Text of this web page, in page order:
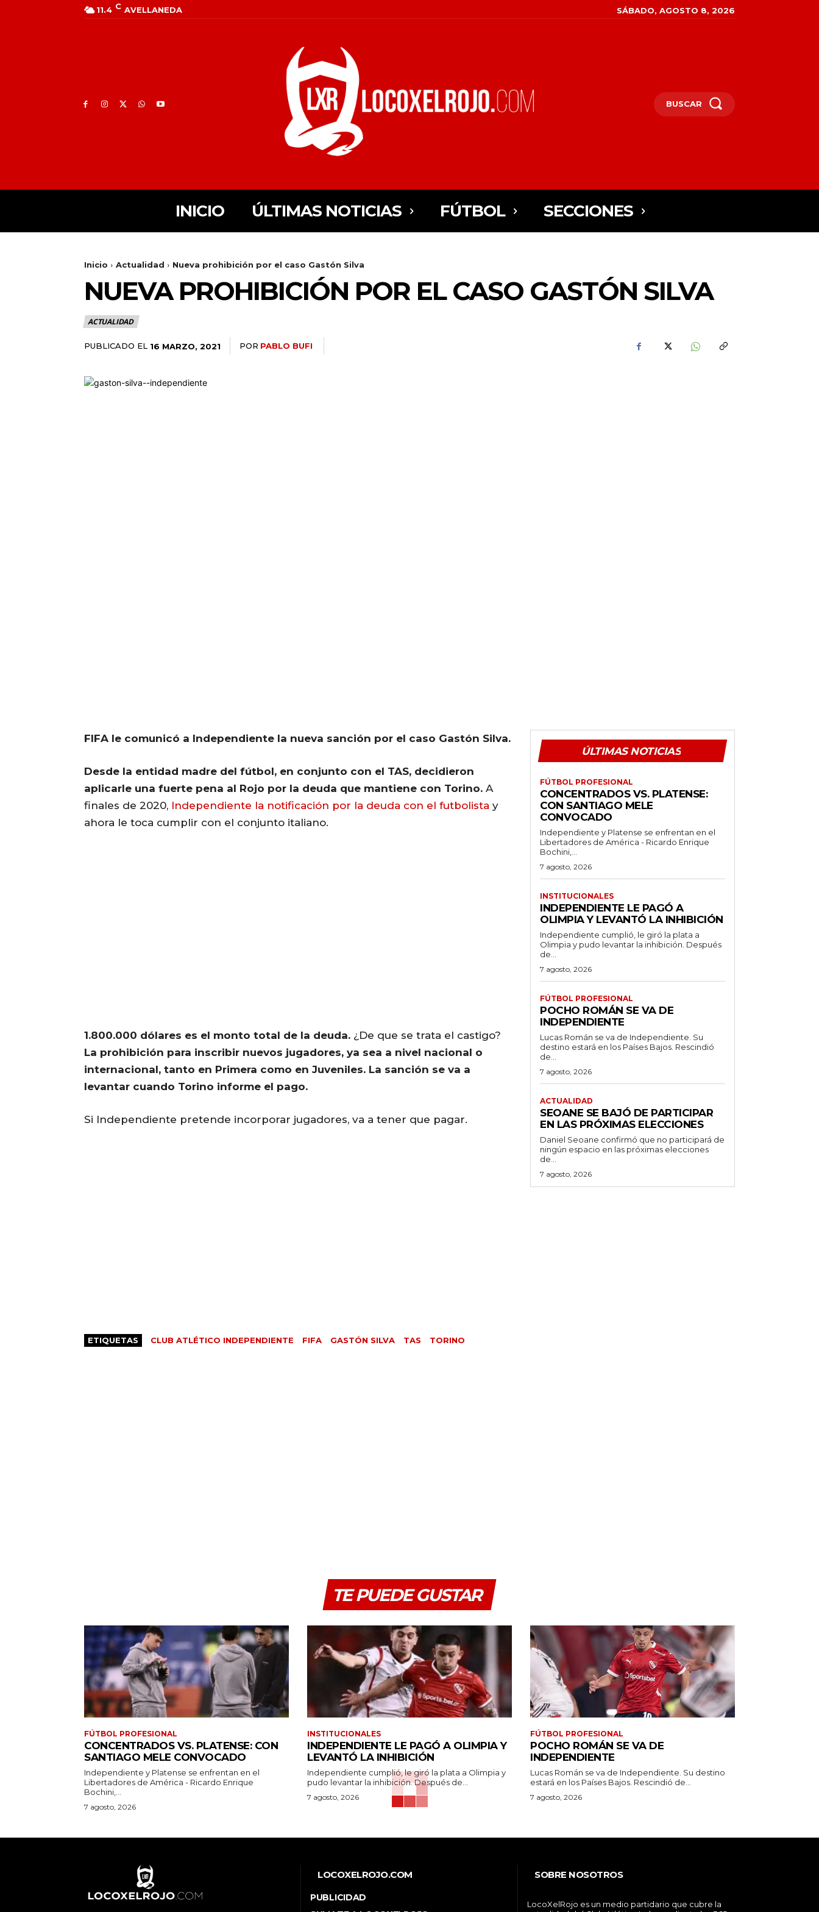
11.4 C AVELLANEDA SÁBADO, AGOSTO 8, 2026
BUSCAR
INICIO ÚLTIMAS NOTICIAS FÚTBOL SECCIONES
Inicio Actualidad Nueva prohibición por el caso Gastón Silva
NUEVA PROHIBICIÓN POR EL CASO GASTÓN SILVA
ACTUALIDAD
PUBLICADO EL 16 MARZO, 2021 POR PABLO BUFI
FIFA le comunicó a Independiente la nueva sanción por el caso Gastón Silva.
Desde la entidad madre del fútbol, en conjunto con el TAS, decidieron
aplicarle una fuerte pena al Rojo por la deuda que mantiene con Torino. A
finales de 2020, Independiente la notificación por la deuda con el futbolista y
ahora le toca cumplir con el conjunto italiano.
1.800.000 dólares es el monto total de la deuda. ¿De que se trata el castigo?
La prohibición para inscribir nuevos jugadores, ya sea a nivel nacional o
internacional, tanto en Primera como en Juveniles. La sanción se va a
levantar cuando Torino informe el pago.
Si Independiente pretende incorporar jugadores, va a tener que pagar.
ETIQUETAS CLUB ATLÉTICO INDEPENDIENTE FIFA GASTÓN SILVA TAS TORINO
ÚLTIMAS NOTICIAS
FÚTBOL PROFESIONAL
CONCENTRADOS VS. PLATENSE:
CON SANTIAGO MELE
CONVOCADO
Independiente y Platense se enfrentan en el
Libertadores de América - Ricardo Enrique
Bochini,...
7 agosto, 2026
INSTITUCIONALES
INDEPENDIENTE LE PAGÓ A
OLIMPIA Y LEVANTÓ LA INHIBICIÓN
Independiente cumplió, le giró la plata a
Olimpia y pudo levantar la inhibición. Después
de...
7 agosto, 2026
FÚTBOL PROFESIONAL
POCHO ROMÁN SE VA DE
INDEPENDIENTE
Lucas Román se va de Independiente. Su
destino estará en los Países Bajos. Rescindió
de...
7 agosto, 2026
ACTUALIDAD
SEOANE SE BAJÓ DE PARTICIPAR
EN LAS PRÓXIMAS ELECCIONES
Daniel Seoane confirmó que no participará de
ningún espacio en las próximas elecciones
de...
7 agosto, 2026
TE PUEDE GUSTAR
FÚTBOL PROFESIONAL
CONCENTRADOS VS. PLATENSE: CON
SANTIAGO MELE CONVOCADO
Independiente y Platense se enfrentan en el
Libertadores de América - Ricardo Enrique
Bochini,...
7 agosto, 2026
INSTITUCIONALES
INDEPENDIENTE LE PAGÓ A OLIMPIA Y
LEVANTÓ LA INHIBICIÓN
Independiente cumplió, le giró la plata a Olimpia y
pudo levantar la inhibición. Después de...
7 agosto, 2026
FÚTBOL PROFESIONAL
POCHO ROMÁN SE VA DE
INDEPENDIENTE
Lucas Román se va de Independiente. Su destino
estará en los Países Bajos. Rescindió de...
7 agosto, 2026
LOCOXELROJO.COM
PUBLICIDAD
SOBRE NOSOTROS
LocoXelRojo es un medio partidario que cubre la